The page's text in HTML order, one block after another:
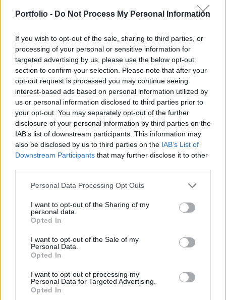
Portfolio - Do Not Process My Personal Information
If you wish to opt-out of the sale, sharing to third parties, or
processing of your personal or sensitive information for
targeted advertising by us, please use the below opt-out
section to confirm your selection. Please note that after your
opt-out request is processed you may continue seeing
interest-based ads based on personal information utilized by
us or personal information disclosed to third parties prior to
your opt-out. You may separately opt-out of the further
disclosure of your personal information by third parties on the
IAB’s list of downstream participants. This information may
also be disclosed by us to third parties on the IAB’s List of
Downstream Participants that may further disclose it to other
Personal Data Processing Opt Outs
I want to opt-out of the Sharing of my
personal data.
Opted In
I want to opt-out of the Sale of my
Personal Data.
Opted In
I want to opt-out of processing my
Personal Data for Targeted Advertising.
Opted In
Marcus Söder (bajor miniszterelnök) és Magyar Péter mai közös
sajtótájékoztatóján mindketten hangsúlyozták a közös védelem
ipari együttműködések fontosságát.Bajor védelem ipari cégek itt:
https://bayern-business.de/ruestungsunternehmen-bayern/
5 1 Válasz erre
spieler 2026. 07. 28. 17:34
0 Válasz erre
simonzoli13 2026. 07. 28. 16:56
2
NagyyTotth
2026. 07. 28. 15:34
Törölt hozzászólás